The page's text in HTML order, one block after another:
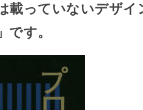
載っていないデザイ
です。